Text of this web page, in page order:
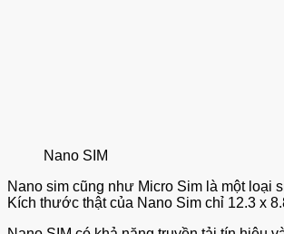
Nano SIM
Nano sim cũng như Micro Sim là một loại
Kích thước thật của Nano Sim chỉ 12.3 x